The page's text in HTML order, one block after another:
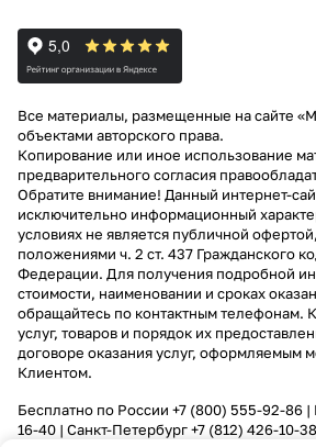
Все материалы, размещенные на сайте
объектами авторского права.
Копирование или иное использование
предварительного согласия
Обратите внимание! Данный интернет-
исключительно информационный
условиях не является публичной
положениями ч. 2 ст. 437 Гражданского
Федерации. Для получения подробной
стоимости, наименовании и сроках
обращайтесь по контактным телефонам.
услуг, товаров и порядок их
договоре оказания услуг, оформляемым
Клиентом.
Бесплатно по России +7 (800) 555-92-86 |
16-40 | Санкт-Петербург+7 (812) 426-10-38